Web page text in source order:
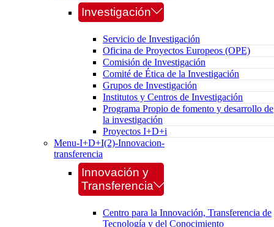
Investigación
Servicio de Investigación
Oficina de Proyectos Europeos (OPE)
Comisión de Investigación
Comité de Ética de la Investigación
Grupos de Investigación
Institutos y Centros de Investigación
Programa Propio de fomento y desarrollo de
la investigación
Proyectos I+D+i
Menu-I+D+I(2)-Innovacion-
transferencia
Innovación y
Transferencia
Centro para la Innovación, Transferencia de
Tecnología y del Conocimiento